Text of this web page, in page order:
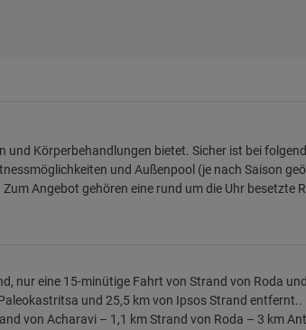
und Körperbehandlungen bietet. Sicher ist bei
und Außenpool (je nach Saison
Angebot gehören eine rund um die Uhr besetzte
nur eine 15-minütige Fahrt von Strand von Roda
und 25,5 km von Ipsos Strand
von Acharavi – 1,1 km Strand von Roda – 3 km